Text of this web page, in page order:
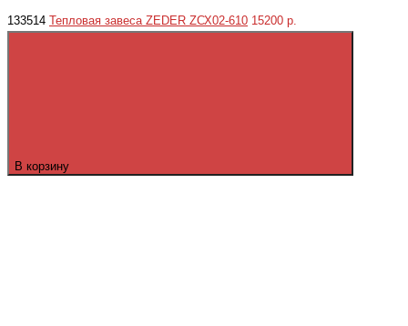
133514 Тепловая завеса ZEDER ZСХ02-610 15200 р.
В корзину